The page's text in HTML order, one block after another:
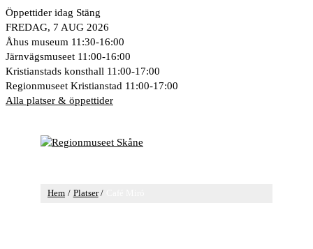
Hoppa
till
innehåll
Öppettider idag Stäng
FREDAG, 7 AUG 2026
Åhus museum 11:30-16:00
Järnvägsmuseet 11:00-16:00
Kristianstads konsthall 11:00-17:00
Regionmuseet Kristianstad 11:00-17:00
Alla platser & öppettider
Hem Platser